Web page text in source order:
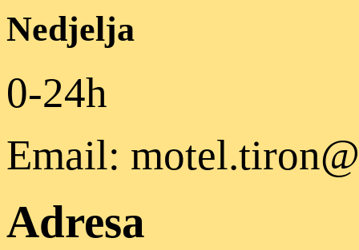
Nedjelja
0-24h
Email:
Adresa